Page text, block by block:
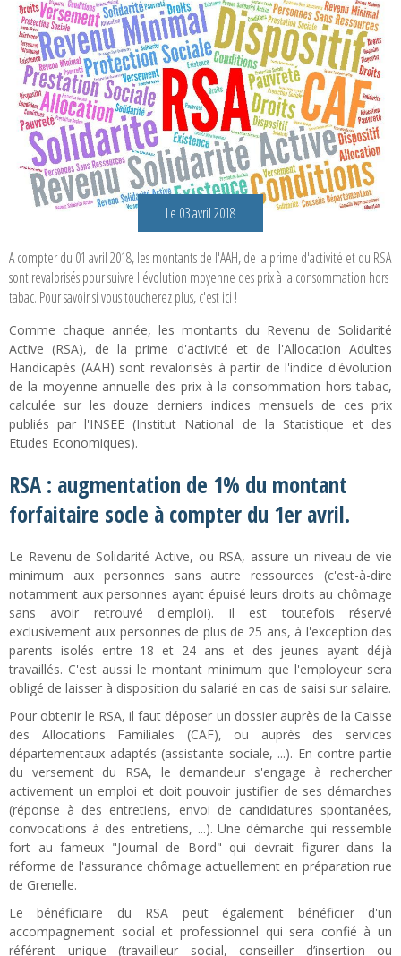
Le 03 avril 2018
A compter du 01 avril 2018, les montants de l'AAH, de la prime d'activité et du RSA
sont revalorisés pour suivre l'évolution moyenne des prix à la consommation hors
tabac. Pour savoir si vous toucherez plus, c'est ici !
Comme chaque année, les montants du Revenu de Solidarité
Active (RSA), de la prime d'activité et de l'Allocation Adultes
Handicapés (AAH) sont revalorisés à partir de l'indice d'évolution
de la moyenne annuelle des prix à la consommation hors tabac,
calculée sur les douze derniers indices mensuels de ces prix
publiés par l'INSEE (Institut National de la Statistique et des
Etudes Economiques).
RSA : augmentation de 1% du montant
forfaitaire socle à compter du 1er avril.
Le Revenu de Solidarité Active, ou RSA, assure un niveau de vie
minimum aux personnes sans autre ressources (c'est-à-dire
notamment aux personnes ayant épuisé leurs droits au chômage
sans avoir retrouvé d'emploi). Il est toutefois réservé
exclusivement aux personnes de plus de 25 ans, à l'exception des
parents isolés entre 18 et 24 ans et des jeunes ayant déjà
travaillés. C'est aussi le montant minimum que l'employeur sera
obligé de laisser à disposition du salarié en cas de saisi sur salaire.
Pour obtenir le RSA, il faut déposer un dossier auprès de la Caisse
des Allocations Familiales (CAF), ou auprès des services
départementaux adaptés (assistante sociale, ...). En contre-partie
du versement du RSA, le demandeur s'engage à rechercher
activement un emploi et doit pouvoir justifier de ses démarches
(réponse à des entretiens, envoi de candidatures spontanées,
convocations à des entretiens, ...). Une démarche qui ressemble
fort au fameux "Journal de Bord" qui devrait figurer dans la
réforme de l'assurance chômage actuellement en préparation rue
de Grenelle.
Le bénéficiaire du RSA peut également bénéficier d'un
accompagnement social et professionnel qui sera confié à un
référent unique (travailleur social, conseiller d’insertion ou